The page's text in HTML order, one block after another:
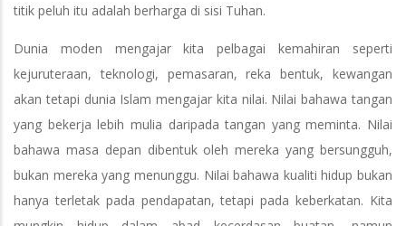
titik peluh itu adalah berharga di sisi Tuhan.
Dunia moden mengajar kita pelbagai kemahiran seperti
kejuruteraan, teknologi, pemasaran, reka bentuk, kewangan
akan tetapi dunia Islam mengajar kita nilai. Nilai bahawa tangan
yang bekerja lebih mulia daripada tangan yang meminta. Nilai
bahawa masa depan dibentuk oleh mereka yang bersungguh,
bukan mereka yang menunggu. Nilai bahawa kualiti hidup bukan
hanya terletak pada pendapatan, tetapi pada keberkatan. Kita